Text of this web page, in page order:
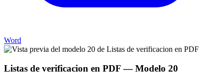
Word
Listas de verificacion en PDF— Modelo 20